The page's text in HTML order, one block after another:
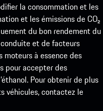
la consommation et les
et les émissions de CO₂
du bon rendement du
et de facteurs
moteurs à essence des
pour accepter des
Pour obtenir de plus
véhicules, contactez le